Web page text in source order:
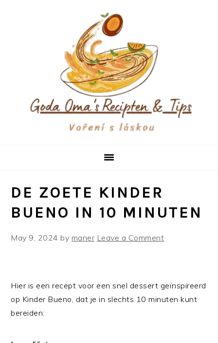
DE ZOETE KINDER
BUENO IN 10 MINUTEN
May 9, 2024 by maner Leave a Comment
Hier is een recept voor een snel dessert geïnspireerd
op Kinder Bueno, dat je in slechts 10 minuten kunt
bereiden: